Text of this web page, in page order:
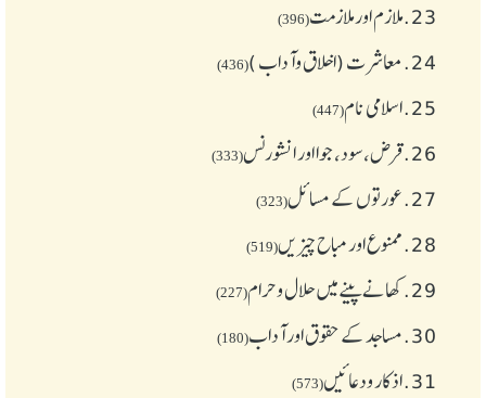
23. ملازم اور ملازمت(396)
24. معاشرت (اخلاق وآداب )(436)
25. اسلامی نام(447)
26. قرض،سود، جوا اور انشورنس(333)
27. عورتوں کے مسائل(323)
28. ممنوع اور مباح چیز یں(519)
29. کھانے پینے میں حلال و حرام(227)
30. مساجد کے حقوق اور آداب(180)
31. اذکار ودعائیں(573)